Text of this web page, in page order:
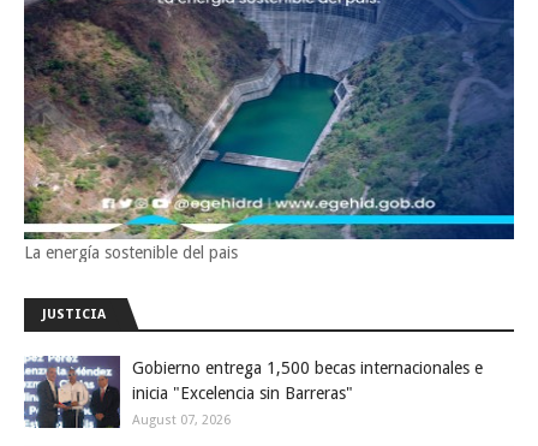
La energía sostenible del pais
JUSTICIA
Gobierno entrega 1,500 becas internacionales e
inicia "Excelencia sin Barreras"
August 07, 2026